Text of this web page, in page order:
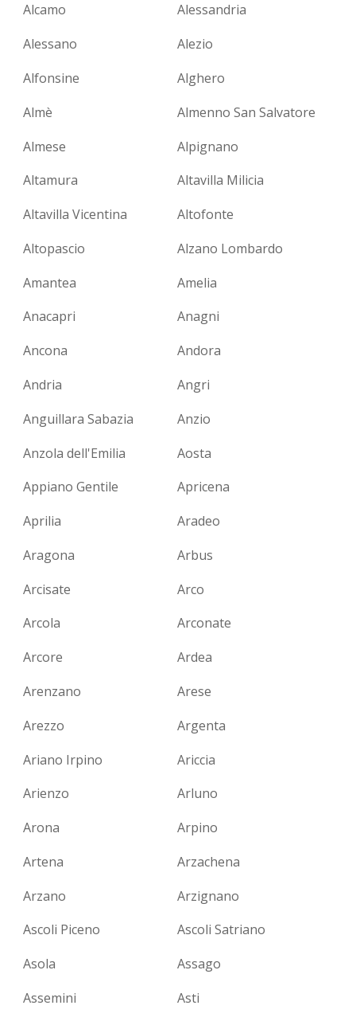
Alcamo
Alessandria
Alessano
Alezio
Alfonsine
Alghero
Almè
Almenno San Salvatore
Almese
Alpignano
Altamura
Altavilla Milicia
Altavilla Vicentina
Altofonte
Altopascio
Alzano Lombardo
Amantea
Amelia
Anacapri
Anagni
Ancona
Andora
Andria
Angri
Anguillara Sabazia
Anzio
Anzola dell'Emilia
Aosta
Appiano Gentile
Apricena
Aprilia
Aradeo
Aragona
Arbus
Arcisate
Arco
Arcola
Arconate
Arcore
Ardea
Arenzano
Arese
Arezzo
Argenta
Ariano Irpino
Ariccia
Arienzo
Arluno
Arona
Arpino
Artena
Arzachena
Arzano
Arzignano
Ascoli Piceno
Ascoli Satriano
Asola
Assago
Assemini
Asti